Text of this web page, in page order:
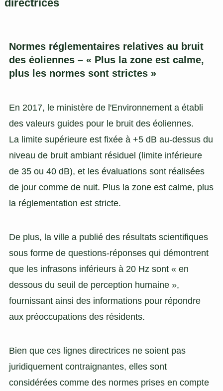
directrices
Normes réglementaires relatives au bruit
des éoliennes – « Plus la zone est calme,
plus les normes sont strictes »
En 2017, le ministère de l'Environnement a établi
des valeurs guides pour le bruit des éoliennes.
La limite supérieure est fixée à +5 dB au-dessus du
niveau de bruit ambiant résiduel (limite inférieure
de 35 ou 40 dB), et les évaluations sont réalisées
de jour comme de nuit. Plus la zone est calme, plus
la réglementation est stricte.
De plus, la ville a publié des résultats scientifiques
sous forme de questions-réponses qui démontrent
que les infrasons inférieurs à 20 Hz sont « en
dessous du seuil de perception humaine »,
fournissant ainsi des informations pour répondre
aux préoccupations des résidents.
Bien que ces lignes directrices ne soient pas
juridiquement contraignantes, elles sont
considérées comme des normes prises en compte